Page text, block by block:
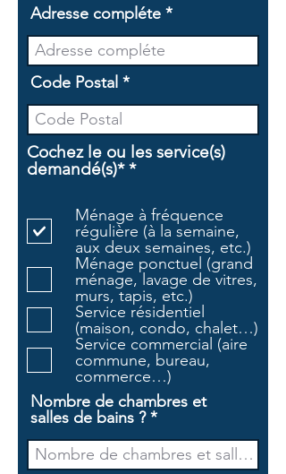
Adresse compléte
Code Postal
Cochez le ou les service(s)
demandé(s)* *O
g
a
t
o
i
r
e
Ménage à fréquence
régulière (à la semaine,
aux deux semaines, etc.)
Ménage ponctuel (grand
ménage, lavage de vitres,
murs, tapis, etc.)
Service résidentiel
(maison, condo, chalet…)
Service commercial (aire
commune, bureau,
commerce…)
Nombre de chambres et
salles de bains ?